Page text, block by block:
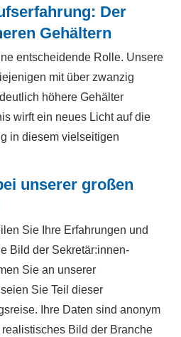
Der
Gehältern
entscheidende Rolle. Unsere
mit über zwanzig
höhere Gehälter
wirft ein neues Licht auf die
in diesem vielseitigen
unserer großen
Sie Ihre Erfahrungen und
Bild der Sekretär:innen-
Sie an unserer
Sie Teil dieser
Ihre Daten sind anonym
Bild der Branche